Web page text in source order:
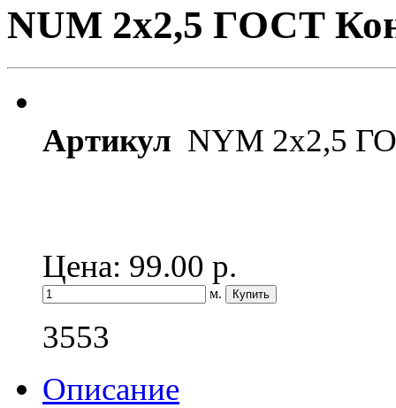
NUM 2х2,5 ГОСТ
Артикул NYM 2х2,5
Цена: 99.00 р.
м.
3553
Описание